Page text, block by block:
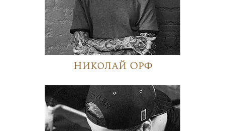
Николай Орф